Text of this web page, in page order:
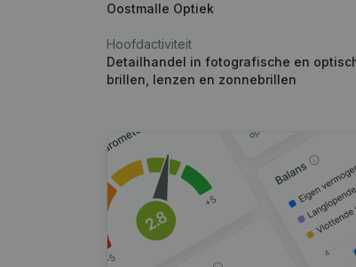
Oostmalle Optiek
Hoofdactiviteit
Detailhandel in fotografische en
brillen, lenzen en zonnebrillen